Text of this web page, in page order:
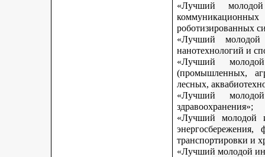
«Лучший
роботизированных
«Лучший
нанотехнологий и
«Лучший
(промышленных,
лесных,
«Лучший
здравоохранения»;
«Лучший молодой
транспортировки и
«Лучший молодой